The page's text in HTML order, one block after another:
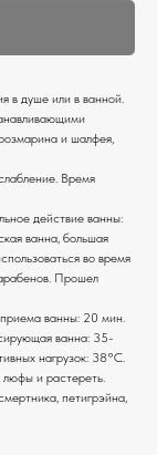
в душе или в ванной.
и шалфея,
Время
действие ванны:
ванна, большая
во время
Прошел
приема ванны: 20 мин.
ванна: 35-
нагрузок: 38°С.
люфы и растереть.
петигрэйна,